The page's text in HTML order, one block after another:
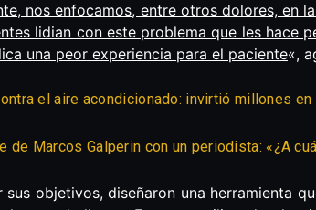
nos enfocamos, entre otros dolores, en
lidian con este problema que les hace
una peor experiencia para el paciente«,
el aire acondicionado: invirtió millones
de Marcos Galperin con un periodista: «¿A
sus objetivos, diseñaron una herramienta